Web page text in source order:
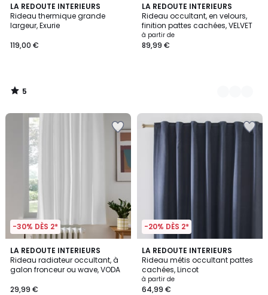
LA REDOUTE INTERIEURS
Rideau thermique grande
largeur, Exurie
119,00 €
5
/
5
5
/
LA REDOUTE INTERIEURS
Rideau occultant, en velours,
finition pattes cachées, VELVET
à partir de
89,99 €
4
Couleurs
-30% DÈS 2*
LA REDOUTE INTERIEURS
Rideau radiateur occultant, à
galon fronceur ou wave, VODA
29,99 €
4,6
/ 5
7
Couleurs
-20% DÈS 2*
LA REDOUTE INTERIEURS
Rideau métis occultant pattes
cachées, Lincot
à partir de
64,99 €
4,4
/ 5
4
Couleurs